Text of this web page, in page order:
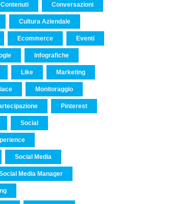
Contenuti Conversazioni
Cultura Aziendale
Ecommerce Eventi
Infografiche
Like Marketing
Monitoraggio
Pinterest
Social
Social Media
Media Manager